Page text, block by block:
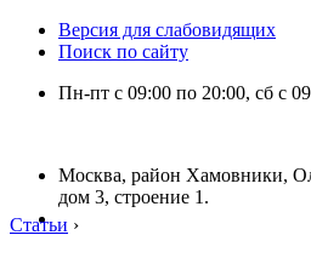
Версия для слабовидящих
Поиск по сайту
Пн-пт с 09:00 по 20:00, сб с
Москва, район Хамовники,
дом 3, строение 1.
Статьи ›